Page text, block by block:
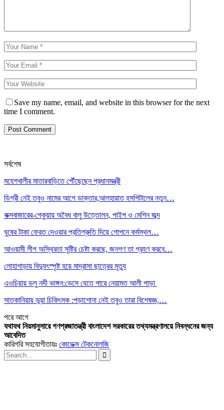
Save my name, email, and website in this browser for the next
time I comment.
সর্বশেষ
মহেশখালীর মাতারবাড়িতে পৌঁছেছেন প্রধানমন্ত্রী
ডিগ্রী নেই তবুও নামের আগে ডাক্তার,আলহায়াত হসপিটালের নতুন…
কক্সবাজারের-পেকুয়ায় অবৈধ বালু উত্তোলন, পাইপ ও মেশিন জব্দ
ঘুষের টাকা ফেরত দেওয়ার প্রতিশ্রুতি দিয়ে গোপনে কর্মস্থল…
আওয়ামী লীগ অস্থিরতা সৃষ্টির চেষ্টা করছে, জনগণ তা গ্রহণ করবে…
লোহাগাড়ায় বিদ্যুৎস্পৃষ্ট হয়ে মাদ্রাসা ছাত্রের মৃত্যু
এওচিয়ায় ডলু নদী ভাঙ্গন:ভেসে যেতে পারে নেয়ামত আলী পাড়া
সাতকানিয়ায় ভূয়া চিকিৎসক :পড়াশোনা নেই তবুও তারা বিশেষজ্ঞ,…
পরেআগে
যথাযথ নিয়মানুসারে গণপ্রজাতন্ত্রী বাংলাদেশ সরকারের তথ্যমন্ত্রণালয়ে নিবন্ধনের জন্য
আবেদিত
কারিগরি সহযোগীতায়ঃ কোডেক্স টেকনোলজি